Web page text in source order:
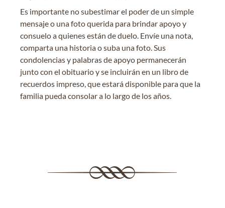
Es importante no subestimar el poder de un simple
mensaje o una foto querida para brindar apoyo y
consuelo a quienes están de duelo. Envíe una nota,
comparta una historia o suba una foto. Sus
condolencias y palabras de apoyo permanecerán
junto con el obituario y se incluirán en un libro de
recuerdos impreso, que estará disponible para que la
familia pueda consolar a lo largo de los años.